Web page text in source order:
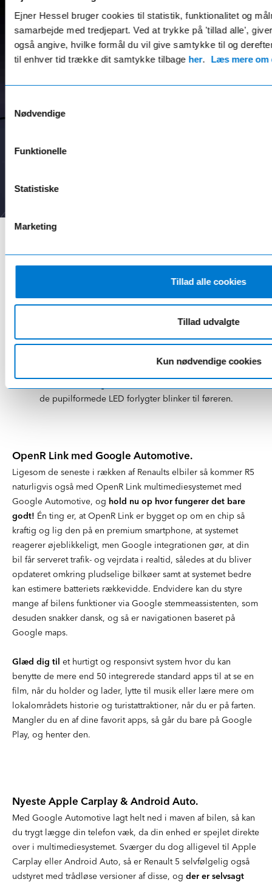
Ejner Hessel bruger cookies til statistik, funktionalitet og
samarbejde med tredjepart. Ved at trykke på 'tillad alle',
også angive, hvilke formål du vil give samtykke til og
til enhver tid trække dit samtykke tilbage her. Læs mere om
Nødvendige
Funktionelle
Statistiske
Marketing
Tillad alle cookies
Tillad udvalgte
Kun nødvendige cookies
My Safety Switch.
R5 har sikkerheden i top med bl.a. 6 airbags og et
væld af avancerede førerassistancesystemer (ADAS)
kommer også med My Safety Switch, der med et
ét med din R5.
Fremtidens biler kører på strøm – det er der efterhånden ingen
og intelligens ift. de traditionelle benzin- og dieselbiler, som vi
er vant til at køre, så gør Renault alt hvad de kan ift. at
Dette illustreres bl.a. ved, at 5 tallet på kølerhjelmen lyser op,
de pupilformede LED forlygter blinker til føreren.
OpenR Link med Google Automotive.
Ligesom de seneste i rækken af Renaults elbiler så kommer R5
naturligvis også med OpenR Link multimediesystemet med
Google Automotive, og hold nu op hvor fungerer det bare
godt! Én ting er, at OpenR Link er bygget op om en chip så
kraftig og lig den på en premium smartphone, at systemet
reagerer øjeblikkeligt, men Google integrationen gør, at din
bil får serveret trafik- og vejrdata i realtid, således at du bliver
opdateret omkring pludselige bilkøer samt at systemet bedre
kan estimere batteriets rækkevidde. Endvidere kan du styre
mange af bilens funktioner via Google stemmeassistenten, som
desuden snakker dansk, og så er navigationen baseret på
Google maps.
Glæd dig til et hurtigt og responsivt system hvor du kan
benytte de mere end 50 integrerede standard apps til at se en
film, når du holder og lader, lytte til musik eller lære mere om
lokalområdets historie og turistattraktioner, når du er på farten.
Mangler du en af dine favorit apps, så går du bare på Google
Play, og henter den.
Nyeste Apple Carplay & Android Auto.
Med Google Automotive lagt helt ned i maven af bilen, så kan
du trygt lægge din telefon væk, da din enhed er spejlet direkte
over i multimediesystemet. Sværger du dog alligevel til Apple
Carplay eller Android Auto, så er Renault 5 selvfølgelig også
udstyret med trådløse versioner af disse, og der er selvsagt